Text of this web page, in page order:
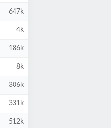
647k
4k
186k
8k
306k
331k
512k